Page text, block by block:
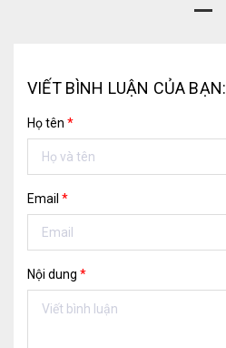
VIẾT BÌNH LUẬN CỦA BẠN:
Họ tên *
Email *
Nội dung *